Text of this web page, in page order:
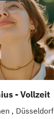
- Vollzeit
Düsseldorf